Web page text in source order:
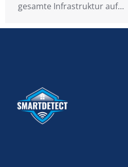
gesamte Infrastruktur auf…